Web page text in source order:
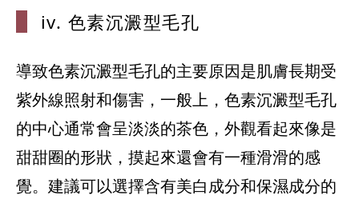
iv. 色素沉澱型毛孔
導致色素沉澱型毛孔的主要原因是肌膚長期受
紫外線照射和傷害，一般上，色素沉澱型毛孔
的中心通常會呈淡淡的茶色，外觀看起來像是
甜甜圈的形狀，摸起來還會有一種滑滑的感
覺。建議可以選擇含有美白成分和保濕成分的